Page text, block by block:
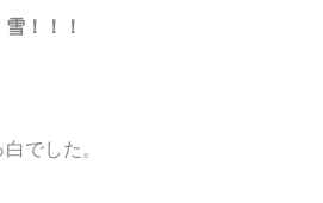
！！！
でした。